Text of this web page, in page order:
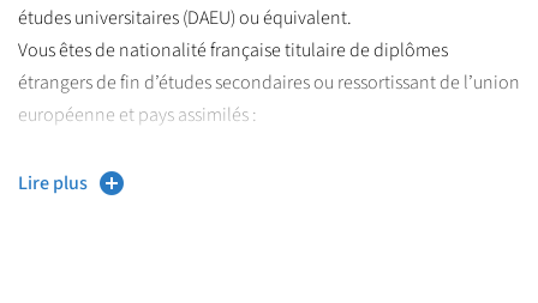
études universitaires (DAEU) ou équivalent.
Vous êtes de nationalité française titulaire de diplômes
étrangers de fin d’études secondaires ou ressortissant de l’union
européenne et pays assimilés :
Vous devez constituer une demande d’admission sur la
plateforme nationale « Parcoursup » :
Lire plus